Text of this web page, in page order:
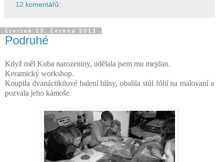
12 komentářů:
čtvrtek 13. června 2013
Podruhé
Když měl Kuba narozeniny, udělala jsem mu mejdan.
Keramický workshop.
Koupila dvanáctikilové balení hlíny, obalila stůl fólií na malovaní a
pozvala jeho kámoše.